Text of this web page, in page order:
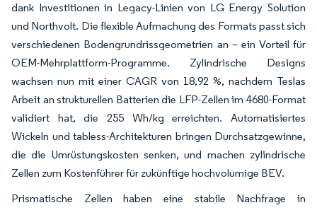
dank Investitionen in Legacy-Linien von LG Energy Solution
und Northvolt. Die flexible Aufmachung des Formats passt sich
verschiedenen Bodengrundrissgeometrien an – ein Vorteil für
OEM-Mehrplattform-Programme. Zylindrische Designs
wachsen nun mit einer CAGR von 18,92 %, nachdem Teslas
Arbeit an strukturellen Batterien die LFP-Zellen im 4680-Format
validiert hat, die 255 Wh/kg erreichten. Automatisiertes
Wickeln und tabless-Architekturen bringen Durchsatzgewinne,
die die Umrüstungskosten senken, und machen zylindrische
Zellen zum Kostenführer für zukünftige hochvolumige BEV.
Prismatische Zellen haben eine stabile Nachfrage in